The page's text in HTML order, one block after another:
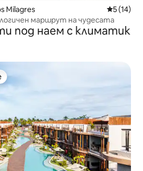
Milagres Средна
5 (14)
маршрут на чудесата
под наем с климатик